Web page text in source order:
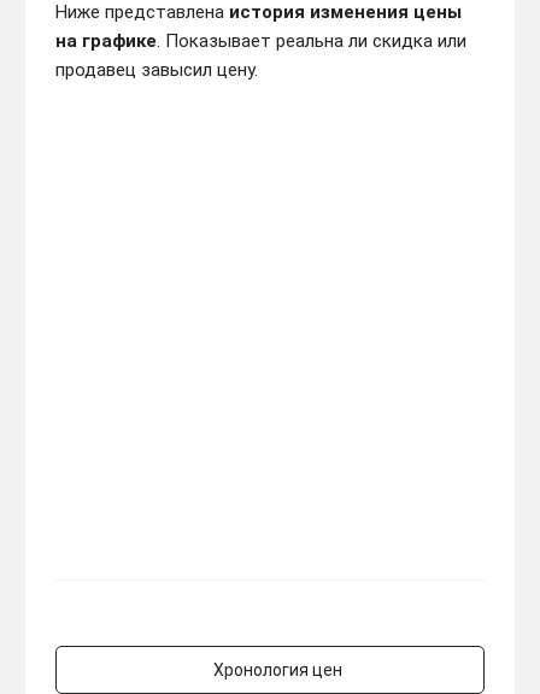
Ниже представлена история изменения цены
на графике. Показывает реальна ли скидка или
продавец завысил цену.
Хронология цен